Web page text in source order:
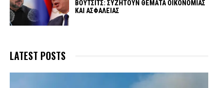
ΒΟΥΤΣΙΤΣ: ΣΥΖΗΤΟΥΝ ΘΕΜΑΤΑ ΟΙΚΟΝΟΜΙΑΣ
ΚΑΙ ΑΣΦΑΛΕΙΑΣ
LATEST POSTS